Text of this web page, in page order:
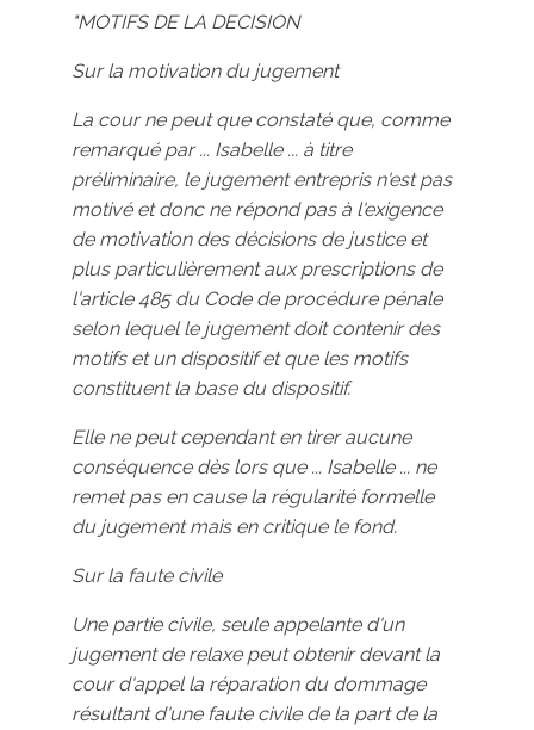
"MOTIFS DE LA DECISION
Sur la motivation du jugement
La cour ne peut que constaté que, comme
remarqué par ... Isabelle ... à titre
préliminaire, le jugement entrepris n'est pas
motivé et donc ne répond pas à l'exigence
de motivation des décisions de justice et
plus particulièrement aux prescriptions de
l'article 485 du Code de procédure pénale
selon lequel le jugement doit contenir des
motifs et un dispositif et que les motifs
constituent la base du dispositif.
Elle ne peut cependant en tirer aucune
conséquence dès lors que ... Isabelle ... ne
remet pas en cause la régularité formelle
du jugement mais en critique le fond.
Sur la faute civile
Une partie civile, seule appelante d'un
jugement de relaxe peut obtenir devant la
cour d'appel la réparation du dommage
résultant d'une faute civile de la part de la